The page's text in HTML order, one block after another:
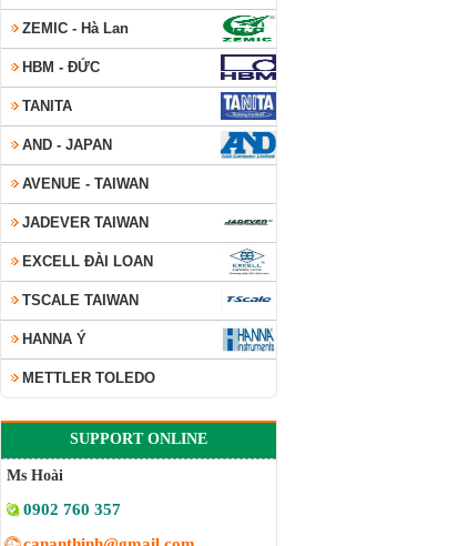
ZEMIC - Hà Lan
HBM - ĐỨC
TANITA
AND - JAPAN
AVENUE - TAIWAN
JADEVER TAIWAN
EXCELL ĐÀI LOAN
TSCALE TAIWAN
HANNA Ý
METTLER TOLEDO
SUPPORT ONLINE
Ms Hoài
0902 760 357